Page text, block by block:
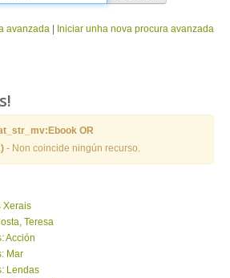
avanzada Iniciar unha nova procura avanzada
OR
- Non coincide ningún recurso.
Xerais
Teresa
Acción
Mar
Lendas